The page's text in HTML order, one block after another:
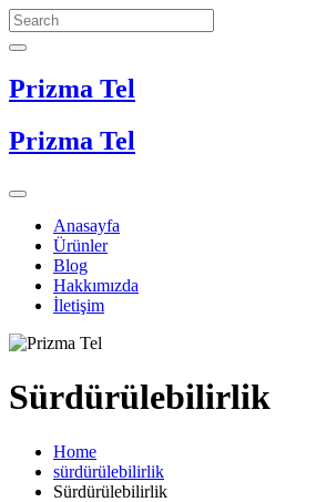
Prizma Tel
Prizma Tel
Anasayfa
Ürünler
Blog
Hakkımızda
İletişim
Sürdürülebilirlik
Home
sürdürülebilirlik
Sürdürülebilirlik